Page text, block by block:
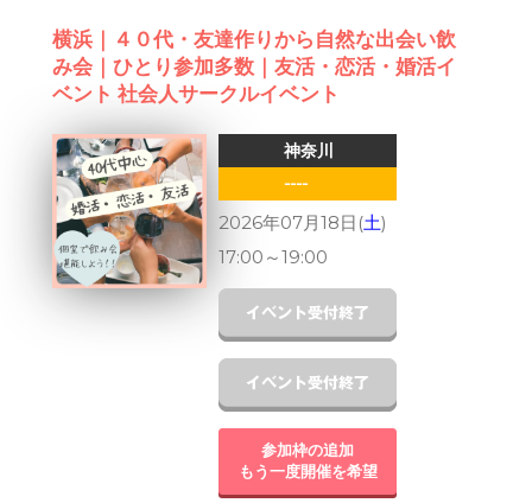
横浜｜４０代・友達作りから自然な出会い飲
み会｜ひとり参加多数｜友活・恋活・婚活イ
ベント 社会人サークルイベント
神奈川
----
2026年07月18日(土)
17:00 ～19:00
参加枠の追加
もう一度開催を希望